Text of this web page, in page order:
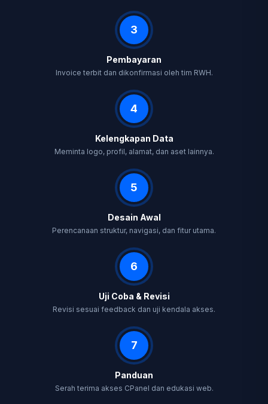
3
Pembayaran
Invoice terbit dan dikonfirmasi oleh tim RWH.
4
Kelengkapan Data
Meminta logo, profil, alamat, dan aset lainnya.
5
Desain Awal
Perencanaan struktur, navigasi, dan fitur utama.
6
Uji Coba & Revisi
Revisi sesuai feedback dan uji kendala akses.
7
Panduan
Serah terima akses CPanel dan edukasi web.